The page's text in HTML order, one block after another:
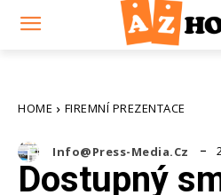
HOME FIREMNÍ PREZENTACE
Info@press-Media.cz
Dostupný